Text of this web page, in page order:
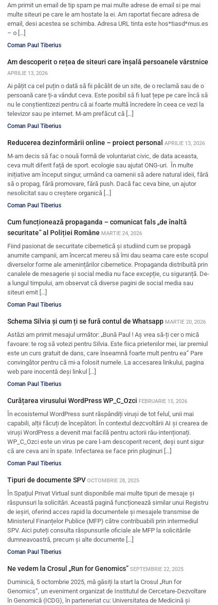
Am primit un email de tip spam pe mai multe adrese de email si pe mai
multe siteuri pe care le am hostate la ei. Am raportat fiecare adresa de
email, desi acestea se schimba. Adresa URL tinta este hos*tiasd*mus.es
– o […]
Coman Paul Tiberius
Am descoperit o rețea de siteuri care înșală persoanele vârstnice
APRILIE 13, 2026
Ai pățit ca cel puțin o dată să fii păcălit de un site, de o reclamă sau de o
persoană care ți-a vândut ceva. Este posibil să fi luat țepe pe care încă să
nu le conștientizezi pentru că ai foarte multă încredere în ceea ce vezi la
televizor sau pe internet. M-am prefăcut că […]
Coman Paul Tiberius
Reducerea dezinformării online – proiect personal APRILIE 13, 2026
M-am decis să fac o nouă formă de voluntariat civic, de data aceasta,
ceva mult diferit față de sport. ecologie sau ajutat ONG-uri. În multe
inițiative am început singur, urmând ca oamenii să adere natural ideii, fără
să o propag, fără promovare, fără push. Dacă fac ceva bine, un ajutor
nesolicitat sau o creștere organică […]
Coman Paul Tiberius
Cum funcționează propaganda – comunicat fals „de înaltă
securitate” al Poliției Române MARTIE 24, 2026
Fiind pasionat de securitate cibernetică și studiind cum se propagă
anumite campanii, am încercat mereu să îmi dau seama care este scopul
diverselor forme ale amenințărilor cibernetice. Propaganda distribuită prin
canalele de mesagerie și social media nu face excepție, cu siguranță. De-
a lungul timpului, am observat că diverse pagini de social media sau
siteuri emit […]
Coman Paul Tiberius
Schema Silvia și cum ți se fură contul de Whatsapp MARTIE 20, 2026
Astăzi am primit mesajul următor: „Bună Paul ! Aș vrea să-ți cer o mică
favoare: te rog să votezi pentru Silvia. Este fiica prietenilor mei, iar premiul
este un curs gratuit de dans, care înseamnă foarte mult pentru ea” Pare
convingător pentru că mi-a folosit numele. La accesarea linkului, pagina
web pare inocentă deși linkul […]
Coman Paul Tiberius
Curățarea virusului WordPress WP_C_Ozci FEBRUARIE 15, 2026
În ecosistemul WordPress sunt răspândiți viruși de tot felul, unii mai
capabili, alții făcuți de începători. În contextul dezcvoltării AI și crearea de
viruși WordPress a devenit mai facilă pentru actorii rău-intenționați.
WP_C_Ozci este un virus pe care l-am descoperit recent, deși sunt sigur
că are ceva ani în spate. Infectarea se face prin pluginuri […]
Coman Paul Tiberius
Tipuri de documente SPV OCTOMBRIE 28, 2025
În Spaţiul Privat Virtual sunt disponibile mai multe tipuri de mesaje şi
răspunsuri la solicitări. Această pagină funcționează similar unui Registru
de ieșiri, oferind acces rapid la documentele și mesajele transmise de
Ministerul Finanțelor Publice (MFP) către contribuabili prin intermediul
SPV. Aici puteți consulta răspunsurile oficiale ale MFP la solicitările
dumneavoastră, precum și alte documente […]
Coman Paul Tiberius
Ne vedem la Crosul „Run for Genomics” SEPTEMBRIE 22, 2025
Duminică, 5 octombrie 2025, mă găsiți la start la Crosul „Run for
Genomics”, un eveniment organizat de Institutul de Cercetare-Dezvoltare
în Genomică (ICDG), în parteneriat cu: Universitatea de Medicină și